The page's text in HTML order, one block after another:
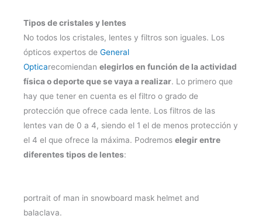
Tipos de cristales y lentes
No todos los cristales, lentes y filtros son iguales. Los
ópticos expertos de General
Opticarecomiendan elegirlos en función de la actividad
física o deporte que se vaya a realizar. Lo primero que
hay que tener en cuenta es el filtro o grado de
protección que ofrece cada lente. Los filtros de las
lentes van de 0 a 4, siendo el 1 el de menos protección y
el 4 el que ofrece la máxima. Podremos elegir entre
diferentes tipos de lentes:
portrait of man in snowboard mask helmet and
balaclava.